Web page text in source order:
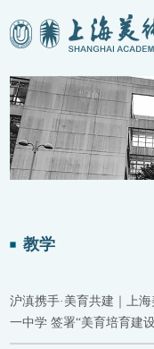
教学
沪滇携手·美育共建｜上
一中学 签署“美育培育建